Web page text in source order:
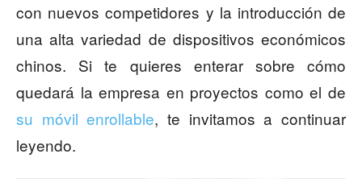
con nuevos competidores y la introducción de
una alta variedad de dispositivos económicos
chinos. Si te quieres enterar sobre cómo
quedará la empresa en proyectos como el de
su móvil enrollable, te invitamos a continuar
leyendo.